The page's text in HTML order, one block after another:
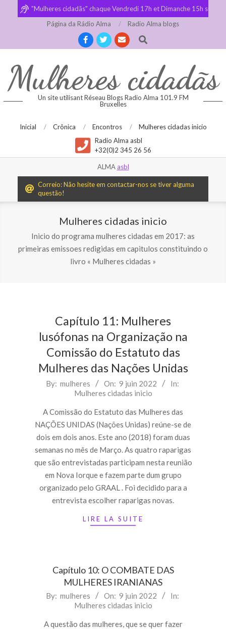
"Mulheres cidadãs" chaque Vendredi 17h et Dimanche 15h sur
Página da Rádio Alma
Radio Alma blogs
Search
Mulheres cidadãs
Un site utilisant Réseau Blogs Radio Alma 101.9 FM
Bruxelles
PrimaryInicial Crônica Encontros
Mulheres cidadas inicio
Radio Alma asbl
+32(0)2 345 26 56
ALMA asbl
Correio: Não hesite em contactar-nos se tiver alguma
questão!
Mulheres cidadas inicio
Inicio do programa mulheres cidadas em 2017: as
primeiras emissoes redigidas em capitulos constituindo o
livro « Mulheres cidadas »
Capítulo 11: Mulheres
lusófonas na Organização na
Comissão do Estatuto das
Mulheres das Nações Unidas
2022-By: mulheres On: 9 juin 2022
In:
Mulheres cidadas inicio
A Comissão do Estatuto das Mulheres das
NAÇÕES UNIDAS (Nações Unidas) reúne-se de
dois em dois anos. Este ano (2018) foram duas
semanas no mês de Março. As quatro raparigas
que são entrevistadas participam nesta reunião
em Nova Iorque e fazem parte dum grupo
organizado pelo GRAAL . Foi decidido para a
entrevista escolher raparigas novas.
LIRE LA SUITE
Capítulo 10: O COMBATE DAS
MULHERES IRANIANAS
2022-By: mulheres On: 9 juin 2022
In:
Mulheres cidadas inicio
A questão das mulheres, que se quer fazer